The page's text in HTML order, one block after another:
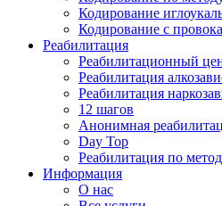
Кодирование
Кодирование с
Реабилитация
Реабилитационный
Реабилитация
Реабилитация
12 шагов
Анонимная
Day Top
Реабилитация по
Информация
О нас